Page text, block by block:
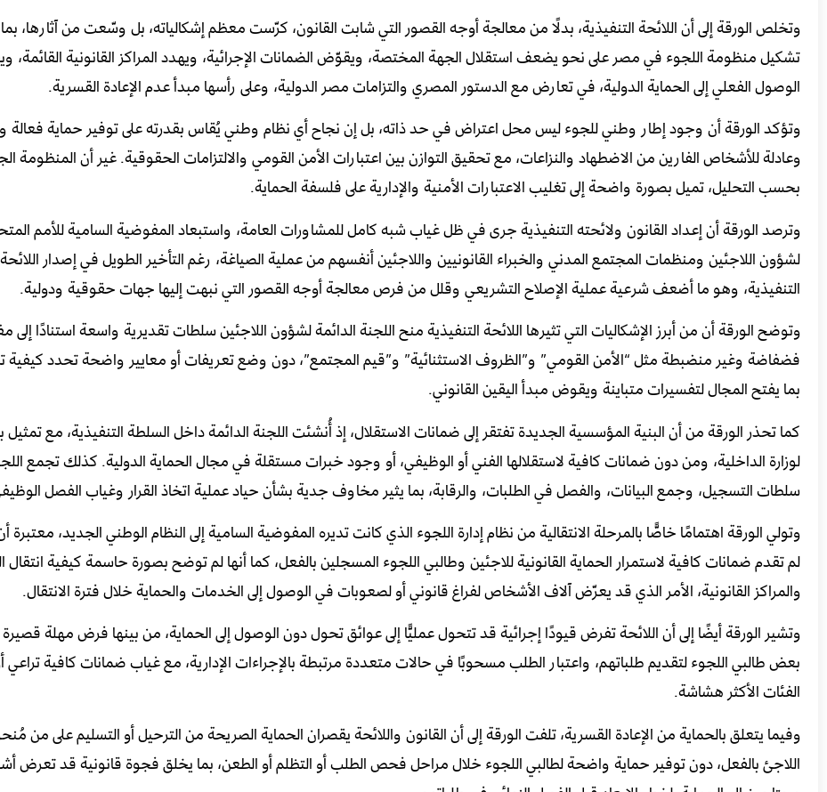
وتخلص الورقة إلى أن اللائحة التنفيذية، بدلًا من معالجة أوجه القصور التي شابت القانون، كرّست معظم إشكالياته، بل وسّعت من آثارها،
تشكيل منظومة اللجوء في مصر على نحو يضعف استقلال الجهة المختصة، ويقوّض الضمانات الإجرائية، ويهدد المراكز القانونية القائمة،
الوصول الفعلي إلى الحماية الدولية، في تعارض مع الدستور المصري والتزامات مصر الدولية، وعلى رأسها مبدأ عدم الإعادة القسرية.
وتؤكد الورقة أن وجود إطار وطني للجوء ليس محل اعتراض في حد ذاته، بل إن نجاح أي نظام وطني يُقاس بقدرته على توفير حماية فعالة
وعادلة للأشخاص الفارين من الاضطهاد والنزاعات، مع تحقيق التوازن بين اعتبارات الأمن القومي والالتزامات الحقوقية. غير أن المنظومة
بحسب التحليل، تميل بصورة واضحة إلى تغليب الاعتبارات الأمنية والإدارية على فلسفة الحماية.
وترصد الورقة أن إعداد القانون ولائحته التنفيذية جرى في ظل غياب شبه كامل للمشاورات العامة، واستبعاد المفوضية السامية للأمم
لشؤون اللاجئين ومنظمات المجتمع المدني والخبراء القانونيين واللاجئين أنفسهم من عملية الصياغة، رغم التأخير الطويل في إصدار اللائحة
التنفيذية، وهو ما أضعف شرعية عملية الإصلاح التشريعي وقلل من فرص معالجة أوجه القصور التي نبهت إليها جهات حقوقية ودولية.
وتوضح الورقة أن من أبرز الإشكاليات التي تثيرها اللائحة التنفيذية منح اللجنة الدائمة لشؤون اللاجئين سلطات تقديرية واسعة استنادًا إلى
فضفاضة وغير منضبطة مثل “الأمن القومي” و”الظروف الاستثنائية” و”قيم المجتمع”، دون وضع تعريفات أو معايير واضحة تحدد كيفية
بما يفتح المجال لتفسيرات متباينة ويقوض مبدأ اليقين القانوني.
كما تحذر الورقة من أن البنية المؤسسية الجديدة تفتقر إلى ضمانات الاستقلال، إذ أُنشئت اللجنة الدائمة داخل السلطة التنفيذية، مع تمثيل
لوزارة الداخلية، ومن دون ضمانات كافية لاستقلالها الفني أو الوظيفي، أو وجود خبرات مستقلة في مجال الحماية الدولية. كذلك تجمع
سلطات التسجيل، وجمع البيانات، والفصل في الطلبات، والرقابة، بما يثير مخاوف جدية بشأن حياد عملية اتخاذ القرار وغياب الفصل
وتولي الورقة اهتمامًا خاصًّا بالمرحلة الانتقالية من نظام إدارة اللجوء الذي كانت تديره المفوضية السامية إلى النظام الوطني الجديد، معتبرة
لم تقدم ضمانات كافية لاستمرار الحماية القانونية للاجئين وطالبي اللجوء المسجلين بالفعل، كما أنها لم توضح بصورة حاسمة كيفية انتقال
والمراكز القانونية، الأمر الذي قد يعرّض آلاف الأشخاص لفراغ قانوني أو لصعوبات في الوصول إلى الخدمات والحماية خلال فترة الانتقال.
وتشير الورقة أيضًا إلى أن اللائحة تفرض قيودًا إجرائية قد تتحول عمليًّا إلى عوائق تحول دون الوصول إلى الحماية، من بينها فرض مهلة
بعض طالبي اللجوء لتقديم طلباتهم، واعتبار الطلب مسحوبًا في حالات متعددة مرتبطة بالإجراءات الإدارية، مع غياب ضمانات كافية تراعي
الفئات الأكثر هشاشة.
وفيما يتعلق بالحماية من الإعادة القسرية، تلفت الورقة إلى أن القانون واللائحة يقصران الحماية الصريحة من الترحيل أو التسليم على من
اللاجئ بالفعل، دون توفير حماية واضحة لطالبي اللجوء خلال مراحل فحص الطلب أو التظلم أو الطعن، بما يخلق فجوة قانونية قد تعرض